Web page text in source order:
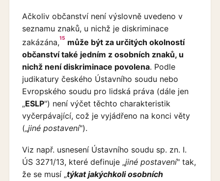
Ačkoliv občanství není výslovně uvedeno v
seznamu znaků, u nichž je diskriminace
zakázána,15 může být za určitých okolností
občanství také jedním z osobních znaků, u
nichž není diskriminace povolena. Podle
judikatury českého Ústavního soudu nebo
Evropského soudu pro lidská práva (dále jen
„ESLP") není výčet těchto charakteristik
vyčerpávající, což je vyjádřeno na konci věty
(„jiné postavení").
Viz např. usnesení Ústavního soudu sp. zn. I.
ÚS 3271/13, které definuje „jiné postavení" tak,
že se musí „týkat jakýchkoli osobních